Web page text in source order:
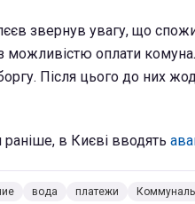
звернув увагу, що
оплати
Після цього до них
в Києві вводять
вода платежи